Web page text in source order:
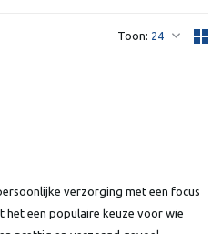
Toon:
verzorging met een focus
een populaire keuze voor wie